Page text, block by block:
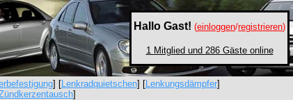
Hallo Gast! (einloggen/registrieren)
1 Mitglied und 286 Gäste online
] [Lenkradquietschen] [Lenkungsdämpfer]
]